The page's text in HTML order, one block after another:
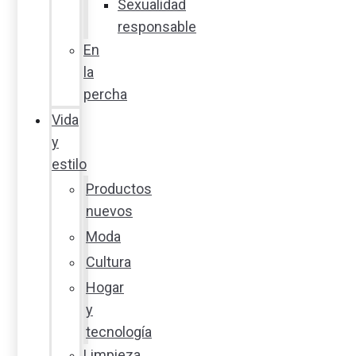
Sexualidad
responsable
En
la
percha
Vida
y
estilo
Productos
nuevos
Moda
Cultura
Hogar
y
tecnología